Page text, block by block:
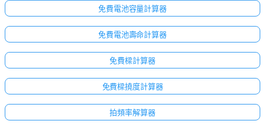
免費電池容量計算器
免費電池壽命計算器
免費樑計算器
免費樑撓度計算器
拍頻率解算器